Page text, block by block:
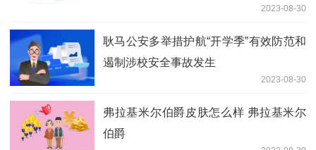
2023-08-30
耿马公安多举措护航“开学季”有效防范和
遏制涉校安全事故发生
2023-08-30
弗拉基米尔伯爵皮肤怎么样 弗拉基米尔
伯爵